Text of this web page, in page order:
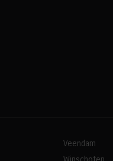
Veendam